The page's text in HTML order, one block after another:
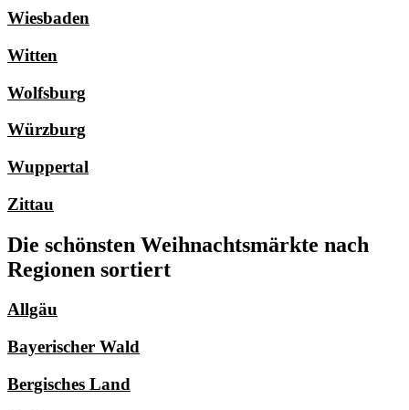
Wiesbaden
Witten
Wolfsburg
Würzburg
Wuppertal
Zittau
Die schönsten Weihnachtsmärkte nach
Regionen sortiert
Allgäu
Bayerischer Wald
Bergisches Land